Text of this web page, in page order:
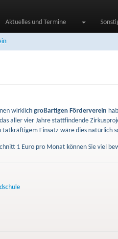
Aktuelles und Termine
wirklich großartigen Förderverein
aller vier Jahre stattfindende
Einsatz wäre dies natürlich
1 Euro pro Monat können Sie viel